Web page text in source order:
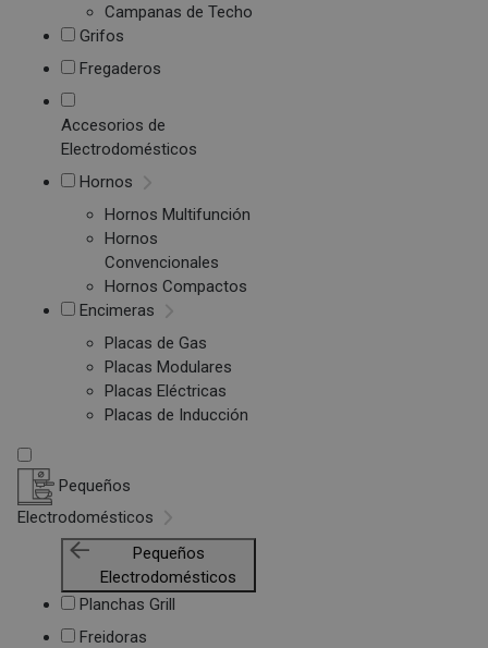
Campanas de Techo
Grifos
Fregaderos
Accesorios de
Electrodomésticos
Hornos
Hornos Multifunción
Hornos
Convencionales
Hornos Compactos
Encimeras
Placas de Gas
Placas Modulares
Placas Eléctricas
Placas de Inducción
Pequeños
Electrodomésticos
Pequeños
Electrodomésticos
Planchas Grill
Freidoras